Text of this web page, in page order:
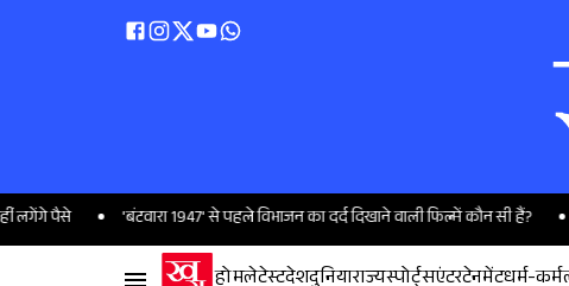
'बंटवारा 1947' से पहले विभाजन का दर्द दिखाने वाली फिल्में कौन सी हैं? Sawan